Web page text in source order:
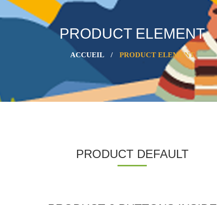
PRODUCT ELEMENT
ACCUEIL / PRODUCT ELEMENT
PRODUCT DEFAULT